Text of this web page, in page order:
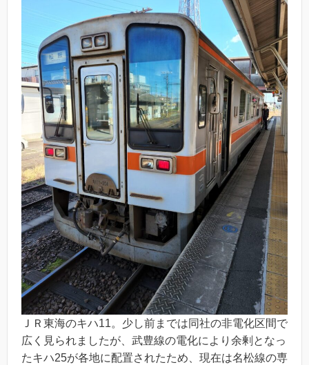
ＪＲ東海のキハ11。少し前までは同社の非電化区間で
広く見られましたが、武豊線の電化により余剰となっ
たキハ25が各地に配置されたため、現在は名松線の専